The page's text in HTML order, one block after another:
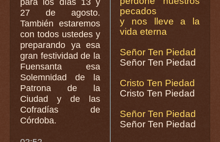
27 de agosto.
También estaremos
con todos ustedes y
preparando ya esa
gran festividad de la
Fuensanta esa
Solemnidad de la
Patrona de la
Ciudad y de las
Cofradías de
Córdoba.
pecados
y nos lleve a la
vida eterna
Señor Ten Piedad
Señor Ten Piedad
Cristo Ten Piedad
Cristo Ten Piedad
Señor Ten Piedad
Señor Ten Piedad